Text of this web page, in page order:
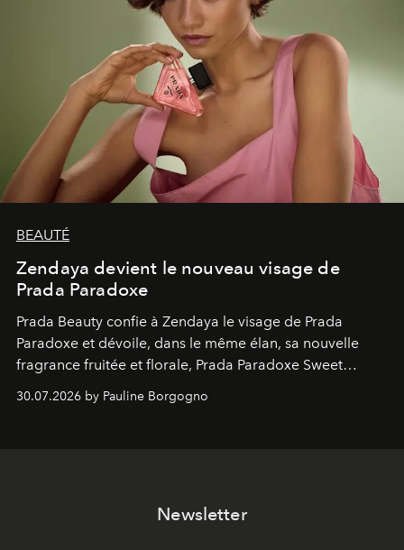
BEAUTÉ
Zendaya devient le nouveau visage de
Prada Paradoxe
Prada Beauty confie à Zendaya le visage de Prada
Paradoxe et dévoile, dans le même élan, sa nouvelle
fragrance fruitée et florale, Prada Paradoxe Sweet
Chemistry Eau de Parfum.
30.07.2026 by Pauline Borgogno
Newsletter